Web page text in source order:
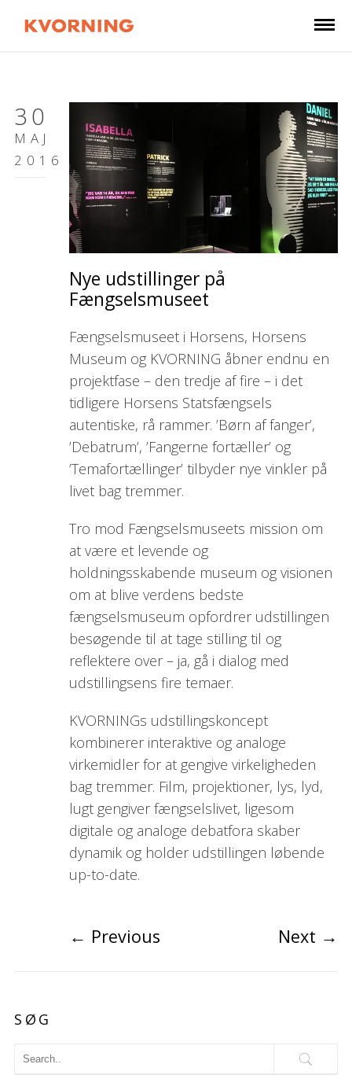
30
MAJ
2016
Nye udstillinger på
Fængselsmuseet
Fængselsmuseet i Horsens, Horsens
Museum og KVORNING åbner endnu en
projektfase – den tredje af fire – i det
tidligere Horsens Statsfængsels
autentiske, rå rammer. ’Børn af fanger’,
’Debatrum’, ’Fangerne fortæller’ og
’Temafortællinger’ tilbyder nye vinkler på
livet bag tremmer.
Tro mod Fængselsmuseets mission om
at være et levende og
holdningsskabende museum og visionen
om at blive verdens bedste
fængselsmuseum opfordrer udstillingen
besøgende til at tage stilling til og
reflektere over – ja, gå i dialog med
udstillingsens fire temaer.
KVORNINGs udstillingskoncept
kombinerer interaktive og analoge
virkemidler for at gengive virkeligheden
bag tremmer. Film, projektioner, lys, lyd,
lugt gengiver fængselslivet, ligesom
digitale og analoge debatfora skaber
dynamik og holder udstillingen løbende
up-to-date.
← Previous Next →
SØG